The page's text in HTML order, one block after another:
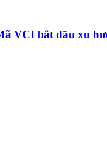
VCI bắt đầu xu